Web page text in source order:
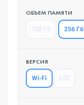
ОБЪЕМ ПАМЯТИ
256 Гб
ВЕРСИЯ
Wi-Fi